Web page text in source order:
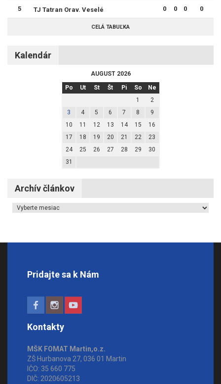
5 TJ Tatran Orav. Veselé 0 0 0 0
CELÁ TABUĽKA
Kalendár
AUGUST 2026
Po
Ut St Št Pi So
Ne
1
2
3
4 5 6 7 8
9
10
11 12 13 14 15
16
17
18 19 20 21 22
23
24
25 26 27 28 29
30
31
Archív článkov
Archív článkov
Pridajte sa k Nám
Kontakty
MŠK FOMAT Martin,o.z.
ZŠ Hurbanova 27, 036 01 Martin
IČO: 35 660 775
DIČ: 2020605213